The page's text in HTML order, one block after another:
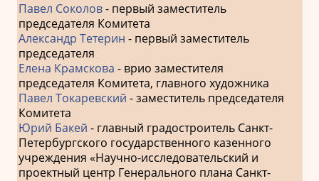
Павел Соколов- первый заместитель
председателя Комитета
Александр Тетерин - первый заместитель
председателя
Елена Крамскова - врио заместителя
председателя Комитета, главного художника
Павел Токаревский - заместитель председателя
Комитета
Юрий Бакей - главный градостроитель Санкт-
Петербургского государственного казенного
учреждения «Научно-исследовательский и
проектный центр Генерального плана Санкт-